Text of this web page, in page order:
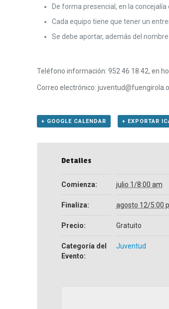
De forma presencial, en la
Cada equipo tiene que tener un
Se debe aportar, además del
Teléfono información: 952 46 18 42, en
Correo electrónico:
+ GOOGLE CALENDAR + EXPORTAR
Detalles
Comienza: julio 1/8:00 am
Finaliza: agosto 12/5:00
Precio: Gratuito
Categoría del
Evento:
Juventud